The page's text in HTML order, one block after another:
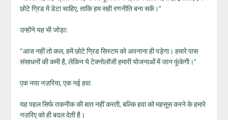
छोटे ग्रिड में डेटा चाहिए, ताकि हम सही रणनीति बना सकें।”
उन्होंने यह भी जोड़ा:
“आज नहीं तो कल, हमें छोटे ग्रिड सिस्टम को अपनाना ही पड़ेगा। हमारे पास
संसाधनों की कमी है, लेकिन ये टेक्नोलॉजी हमारी योजनाओं में जान फूंकेगी।”
एक नया नज़रिया, एक नई हवा
यह पहल सिर्फ तकनीक की बात नहीं करती, बल्कि हवा को महसूस करने के हमारे
नज़रिए को ही बदल देती है।